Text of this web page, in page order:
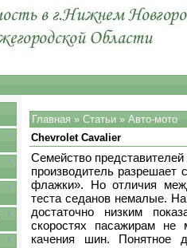
Главная » Статьи » Авто-мото
Chevrolet Cavalier
Семейство
производитель разрешает
флажки». Но отличия
теста седанов немалые.
достаточно низким
скоростях пасажирам
качения шин. Понятное